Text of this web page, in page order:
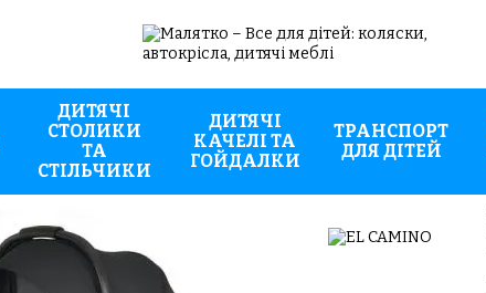
ДИТЯЧІ
СТОЛИКИ
ТА
СТІЛЬЧИКИ
ДИТЯЧІ
КАЧЕЛІ ТА
ГОЙДАЛКИ
ТРАНСПОРТ
ДЛЯ ДІТЕЙ